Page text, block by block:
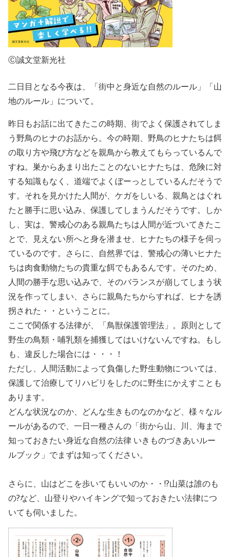
Ⓒ誠文堂新光社
二日目となる今夜は、「街中と身近な自然のルール」「山
地のルール」について。
昨日もお話に出てきたこの時期、街でよく保護されてしま
う野鳥のヒナのお話から。今の時期、野鳥のヒナたちは餌
の取り方や飛び方などを親鳥から教えてもらっているんで
すね。巣からあまり出たことのないヒナたちは、危険に対
する知識もなく、道端でよくぼーっとしているんだそうで
す。それを見かけた人間が、ケガをしいる、親鳥とはぐれ
たと勝手に思い込み、保護してしまうんだそうです。しか
し、実は、警戒心のある親鳥たちは人間が近づいてきたこ
とで、見えない所へと身を潜ませ、ヒナたちの様子を伺っ
ているのです。さらに、自然界では、警戒心の薄いヒナた
ちは肉食動物たちの貴重な餌でもあるんです。そのため、
人間の勝手な思い込みで、そのバランスが崩してしまう状
況を作ってしまい、さらに親鳥たちからすれば、ヒナを誘
拐された・・ということに。
ここで関係する法律が、「鳥獣保護管理法」。原則として
野生の鳥類・哺乳類を捕獲してはいけないんですね。もし
も、違反した場合には・・・！
ただし、人間活動によって負傷した野生動物については、
保護して治療してリハビリをしたのに野生にかえすことも
あります。
どんな状況なのか、どんな生きものなのかなど、様々なル
ールがあるので、一日一種さんの「街から山、川、海まで
知っておきたい身近な自然の法律 いきものづきあいルー
ルブック」でまずは知ってください。
さらに、山はどこを歩いてもいいのか・・!?山菜は誰のも
の?など、山登りやハイキングで知っておきたい法律につ
いても伺いました。